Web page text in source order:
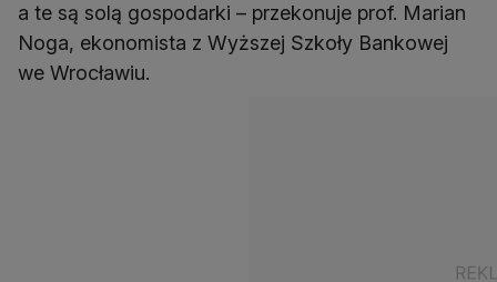
a te są solą gospodarki – przekonuje prof. Marian
Noga, ekonomista z Wyższej Szkoły Bankowej
we Wrocławiu.